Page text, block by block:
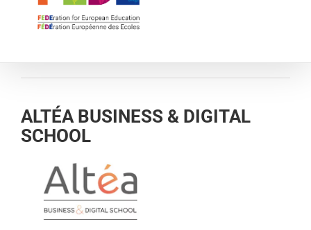
ALTÉA BUSINESS & DIGITAL
SCHOOL